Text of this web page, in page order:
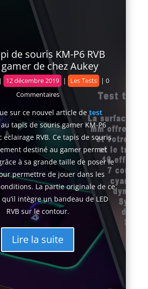
Amazon (103) 15 / 06 /
2022
| 25 juin 2022 | Bons plans | 0
est consacré à la présentation de
et high-tech en promotion sur
du (25 / 06 / 2022). Le but est de
les bons plans du moment à
puissiez faire de bonnes affaires
. Ces promotions ont une durée
limité donc dépêchez-vous de
de ces bonnes affaires.
Lire la suite